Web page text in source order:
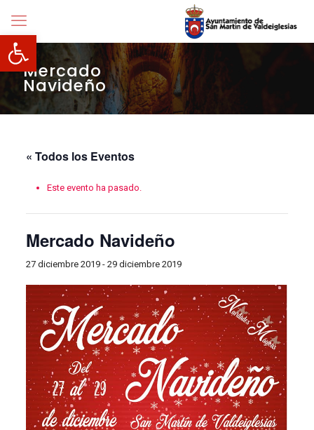
Abrir barra de herramientas
Mercado
Navideño
« Todos los Eventos
Este evento ha pasado.
Mercado Navideño
27 diciembre 2019- 29 diciembre 2019